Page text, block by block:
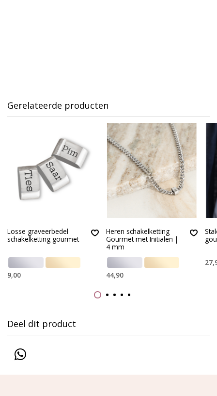
Gerelateerde producten
Losse graveerbedel
schakelketting gourmet
9,00
Heren schakelketting
Gourmet met Initialen |
4 mm
44,90
Deel dit product